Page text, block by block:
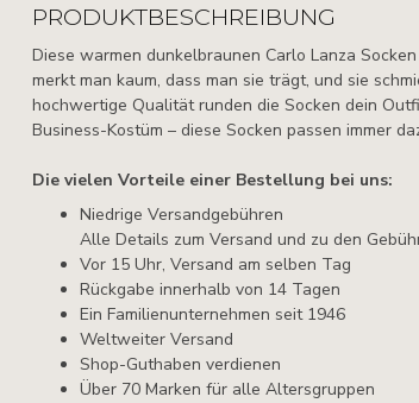
PRODUKTBESCHREIBUNG
Diese warmen dunkelbraunen Carlo Lanza
merkt man kaum, dass man sie trägt, und sie
hochwertige Qualität runden die Socken dein
Business-Kostüm – diese Socken passen immer
Die vielen Vorteile einer Bestellung bei uns:
Niedrige Versandgebühren
Alle Details zum Versand und zu den
Vor 15 Uhr, Versand am selben Tag
Rückgabe innerhalb von 14 Tagen
Ein Familienunternehmen seit 1946
Weltweiter Versand
Shop-Guthaben verdienen
Über 70 Marken für alle Altersgruppen